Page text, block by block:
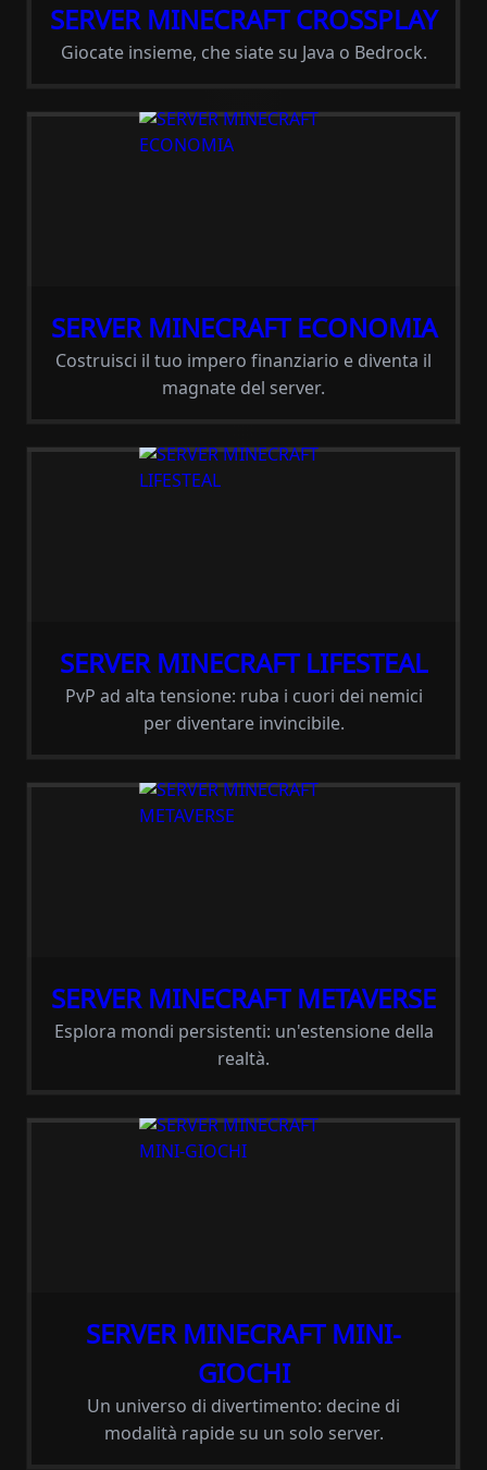
SERVER MINECRAFT CROSSPLAY
Giocate insieme, che siate su Java o Bedrock.
SERVER MINECRAFT ECONOMIA
Costruisci il tuo impero finanziario e diventa il
magnate del server.
SERVER MINECRAFT LIFESTEAL
PvP ad alta tensione: ruba i cuori dei nemici
per diventare invincibile.
SERVER MINECRAFT METAVERSE
Esplora mondi persistenti: un'estensione della
realtà.
SERVER MINECRAFT MINI-
GIOCHI
Un universo di divertimento: decine di
modalità rapide su un solo server.